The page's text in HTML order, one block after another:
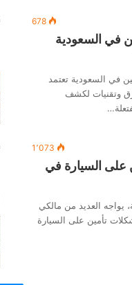
678
في السعودية
في السعودية تعتمد
وتقنيات لكشف
1٬073
السيارة في
يواجه العديد من مالكي
تأمين على السيارة